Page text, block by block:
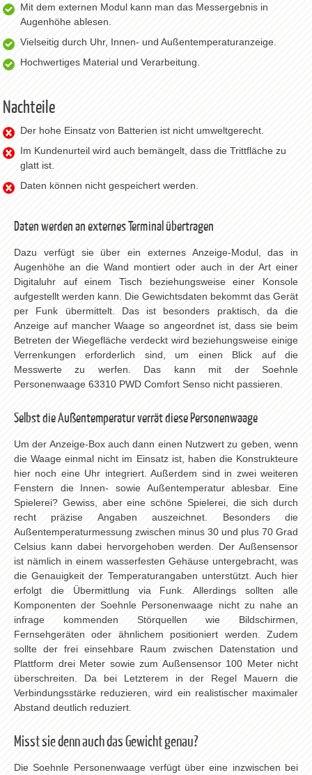
Mit dem externen Modul kann man das Messergebnis in
Augenhöhe ablesen.
Vielseitig durch Uhr, Innen- und Außentemperaturanzeige.
Hochwertiges Material und Verarbeitung.
Nachteile
Der hohe Einsatz von Batterien ist nicht umweltgerecht.
Im Kundenurteil wird auch bemängelt, dass die Trittfläche zu
glatt ist.
Daten können nicht gespeichert werden.
Daten werden an externes Terminal übertragen
Dazu verfügt sie über ein externes Anzeige-Modul, das in
Augenhöhe an die Wand montiert oder auch in der Art einer
Digitaluhr auf einem Tisch beziehungsweise einer Konsole
aufgestellt werden kann. Die Gewichtsdaten bekommt das Gerät
per Funk übermittelt. Das ist besonders praktisch, da die
Anzeige auf mancher Waage so angeordnet ist, dass sie beim
Betreten der Wiegefläche verdeckt wird beziehungsweise einige
Verrenkungen erforderlich sind, um einen Blick auf die
Messwerte zu werfen. Das kann mit der Soehnle
Personenwaage 63310 PWD Comfort Senso nicht passieren.
Selbst die Außentemperatur verrät diese Personenwaage
Um der Anzeige-Box auch dann einen Nutzwert zu geben, wenn
die Waage einmal nicht im Einsatz ist, haben die Konstrukteure
hier noch eine Uhr integriert. Außerdem sind in zwei weiteren
Fenstern die Innen- sowie Außentemperatur ablesbar. Eine
Spielerei? Gewiss, aber eine schöne Spielerei, die sich durch
recht präzise Angaben auszeichnet. Besonders die
Außentemperaturmessung zwischen minus 30 und plus 70 Grad
Celsius kann dabei hervorgehoben werden. Der Außensensor
ist nämlich in einem wasserfesten Gehäuse untergebracht, was
die Genauigkeit der Temperaturangaben unterstützt. Auch hier
erfolgt die Übermittlung via Funk. Allerdings sollten alle
Komponenten der Soehnle Personenwaage nicht zu nahe an
infrage kommenden Störquellen wie Bildschirmen,
Fernsehgeräten oder ähnlichem positioniert werden. Zudem
sollte der frei einsehbare Raum zwischen Datenstation und
Plattform drei Meter sowie zum Außensensor 100 Meter nicht
überschreiten. Da bei Letzterem in der Regel Mauern die
Verbindungsstärke reduzieren, wird ein realistischer maximaler
Abstand deutlich reduziert.
Misst sie denn auch das Gewicht genau?
Die Soehnle Personenwaage verfügt über eine inzwischen bei